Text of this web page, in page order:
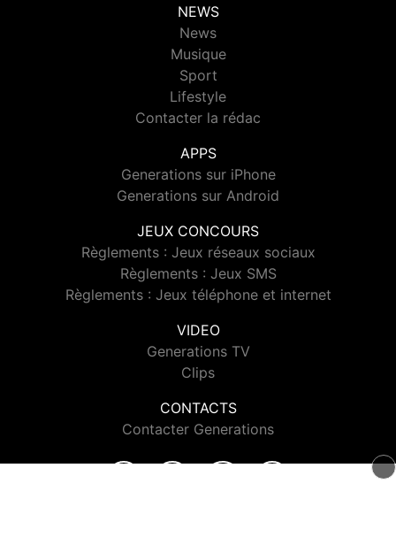
NEWS
News
Musique
Sport
Lifestyle
Contacter la rédac
APPS
Generations sur iPhone
Generations sur Android
JEUX CONCOURS
Règlements : Jeux réseaux sociaux
Règlements : Jeux SMS
Règlements : Jeux téléphone et internet
VIDEO
Generations TV
Clips
CONTACTS
Contacter Generations